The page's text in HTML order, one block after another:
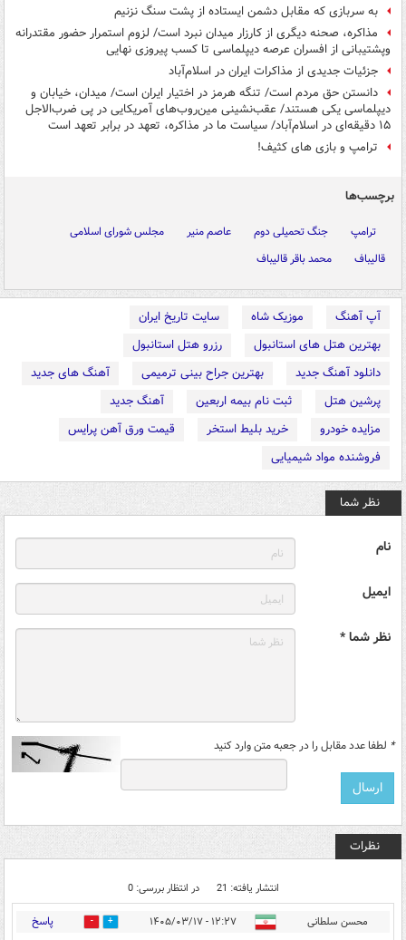
به سربازی که مقابل دشمن ایستاده از پشت سنگ نزنیم
مذاکره، صحنه دیگری از کارزار میدان نبرد است/ لزوم استمرار حضور مقتدرانه
وپشتیبانی از افسران عرصه دیپلماسی تا کسب پیروزی نهایی
جزئیات جدیدی از مذاکرات ایران در اسلام‌آباد
دانستن حق مردم است/ تنگه هرمز در اختیار ایران است/ میدان، خیابان و
دیپلماسی یکی هستند/ عقب‌نشینی مین‌روب‌های آمریکایی در پی ضرب‌الاجل
۱۵ دقیقه‌ای در اسلام‌آباد/ سیاست ما در مذاکره، تعهد در برابر تعهد است
ترامپ و بازی های کثیف!
برچسب‌ها
ترامپ جنگ تحمیلی دوم عاصم منیر
مجلس شورای اسلامی
قالیباف
محمد باقر قالیباف
آپ آهنگ موزیک شاه
سایت تاریخ ایران
بهترین هتل های استانبول
رزرو هتل استانبول
دانلود آهنگ جدید
بهترین جراح بینی ترمیمی
آهنگ های جدید
پرشین هتل
ثبت نام بیمه اربعین
آهنگ جدید
مزایده خودرو
خرید بلیط استخر
قیمت ورق آهن پرایس
فروشنده مواد شیمیایی
نظر شما
نام
ایمیل
نظر شما *
* لطفا عدد مقابل را در جعبه متن وارد کنید
نظرات
انتشار یافته: 21 در انتظار بررسی: 0
محسن سلطانی ۱۲:۲۷ - ۱۴۰۵/۰۳/۱۷ 12 پاسخ